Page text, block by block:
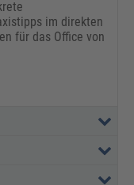
im direkten
für das Office von